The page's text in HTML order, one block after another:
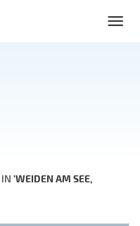
IN 'WEIDEN AM SEE,